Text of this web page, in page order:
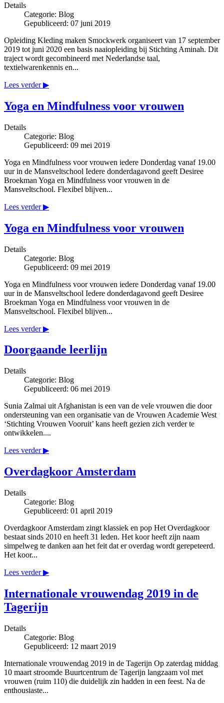
Details
Categorie: Blog
Gepubliceerd: 07 juni 2019
Opleiding Kleding maken Smockwerk organiseert van 17 september
2019 tot juni 2020 een basis naaiopleiding bij Stichting Aminah. Dit
traject wordt gecombineerd met Nederlandse taal,
textielwarenkennis en...
Lees verder ▶
Yoga en Mindfulness voor vrouwen
Details
Categorie: Blog
Gepubliceerd: 09 mei 2019
Yoga en Mindfulness voor vrouwen iedere Donderdag vanaf 19.00
uur in de Mansveltschool Iedere donderdagavond geeft Desiree
Broekman Yoga en Mindfulness voor vrouwen in de
Mansveltschool. Flexibel blijven...
Lees verder ▶
Yoga en Mindfulness voor vrouwen
Details
Categorie: Blog
Gepubliceerd: 09 mei 2019
Yoga en Mindfulness voor vrouwen iedere Donderdag vanaf 19.00
uur in de Mansveltschool Iedere donderdagavond geeft Desiree
Broekman Yoga en Mindfulness voor vrouwen in de
Mansveltschool. Flexibel blijven...
Lees verder ▶
Doorgaande leerlijn
Details
Categorie: Blog
Gepubliceerd: 06 mei 2019
Sunia Zalmai uit Afghanistan is een van de vele vrouwen die door
ondersteuning van een organisatie van de Vrouwen Academie West
‘Stichting Vrouwen Vooruit’ kans heeft gezien zich verder te
ontwikkelen....
Lees verder ▶
Overdagkoor Amsterdam
Details
Categorie: Blog
Gepubliceerd: 01 april 2019
Overdagkoor Amsterdam zingt klassiek en pop Het Overdagkoor
bestaat sinds 2010 en heeft 31 leden. Het koor heeft zijn naam
simpelweg te danken aan het feit dat er overdag wordt gerepeteerd.
Het koor...
Lees verder ▶
Internationale vrouwendag 2019 in de
Tagerijn
Details
Categorie: Blog
Gepubliceerd: 12 maart 2019
Internationale vrouwendag 2019 in de Tagerijn Op zaterdag middag
10 maart stroomde Buurtcentrum de Tagerijn langzaam vol met
vrouwen (ruim 110) die duidelijk zin hadden in een feest. Na de
enthousiaste...